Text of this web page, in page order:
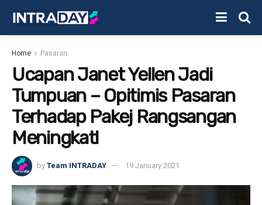
Home Pasaran
Ucapan Janet Yellen Jadi
Tumpuan – Opitimis Pasaran
Terhadap Pakej Rangsangan
Meningkat!
by Team INTRADAY 19 January 2021